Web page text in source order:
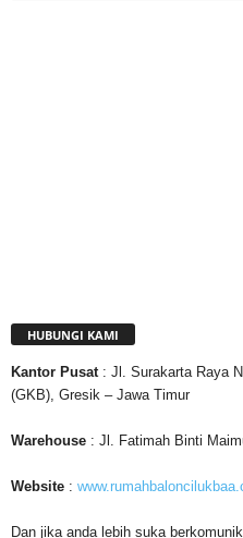
HUBUNGI KAMI
Kantor Pusat: Jl. Surakarta Raya
(GKB), Gresik – Jawa Timur
Warehouse : Jl. Fatimah Binti
Website :
Dan jika anda lebih suka